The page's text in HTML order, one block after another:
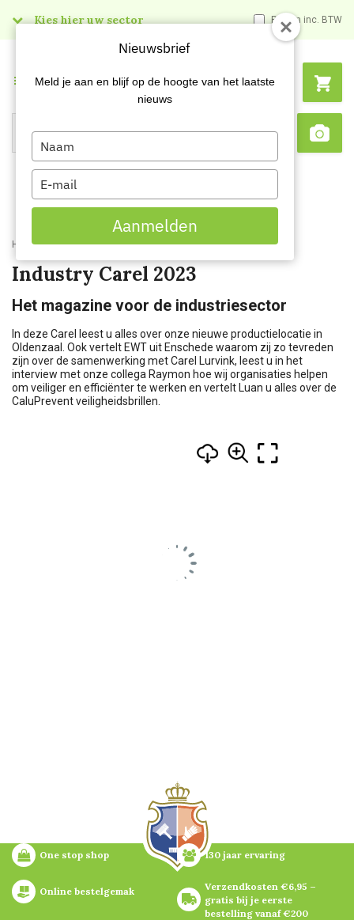
Kies hier uw sector Prijzen inc. BTW
Search
Menu
Home Kenniscentrum Industry Carel 2023
Industry Carel 2023
Het magazine voor de industriesector
In deze Carel leest u alles over onze nieuwe productielocatie in
Oldenzaal. Ook vertelt EWT uit Enschede waarom zij zo tevreden
zijn over de samenwerking met Carel Lurvink, leest u in het
interview met onze collega Raymon hoe wij organisaties helpen
om veiliger en efficiënter te werken en vertelt Luan u alles over de
CaluPrevent veiligheidsbrillen.
One stop shop 130 jaar ervaring
Online bestelgemak
Verzendkosten €6,95 –
gratis bij je eerste
bestelling vanaf €200
Nieuwsbrief
Meld je aan en blijf op de hoogte van het laatste
nieuws
Type
your
name
Type
your
email
Aanmelden